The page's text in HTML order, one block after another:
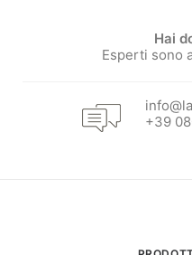
Hai
Esperti sono
+39